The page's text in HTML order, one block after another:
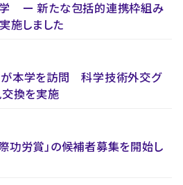
学 ー 新たな包括的連携枠組み
施しました
本学を訪問 科学技術外交グ
交換を実施
功労賞」の候補者募集を開始し